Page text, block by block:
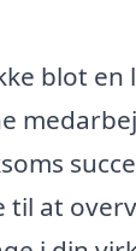
blot en
til at